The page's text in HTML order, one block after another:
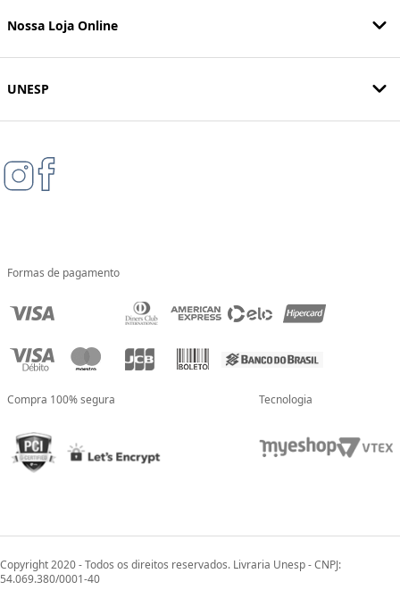
Nossa Loja Online
UNESP
Formas de pagamento
Compra 100% segura Tecnologia
Copyright 2020 - Todos os direitos reservados. Livraria Unesp - CNPJ:
54.069.380/0001-40